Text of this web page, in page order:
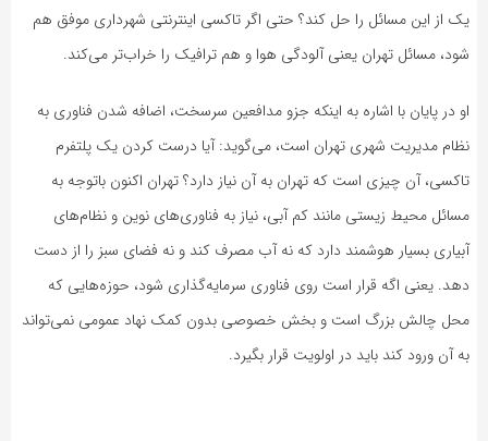
یک از این مسائل را حل کند؟ حتی اگر تاکسی اینترنتی شهرداری موفق هم
شود، مسائل تهران یعنی آلودگی هوا و هم ترافیک را خراب‌تر می‌کند.
او در پایان با اشاره به اینکه جزو مدافعین سرسخت، اضافه شدن فناوری به
نظام مدیریت شهری تهران است، می‌گوید: آیا درست کردن یک پلتفرم
تاکسی، آن چیزی است که تهران به آن نیاز دارد؟ تهران اکنون باتوجه به
مسائل محیط زیستی مانند کم آبی، نیاز به فناوری‌های نوین و نظام‌های
آبیاری بسیار هوشمند دارد که نه آب مصرف کند و نه فضای سبز را از دست
دهد. یعنی اگه قرار است روی فناوری سرمایه‌گذاری شود، حوزه‌هایی که
محل چالش بزرگ است و بخش خصوصی بدون کمک نهاد عمومی نمی‌تواند
به آن ورود کند باید در اولویت قرار بگیرد.